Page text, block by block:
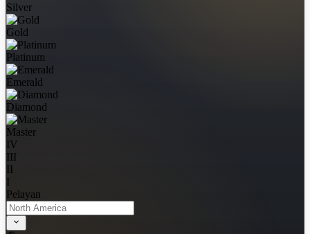
Silver
Gold
Platinum
Emerald
Diamond
Master
IV
III
II
I
Pelayan